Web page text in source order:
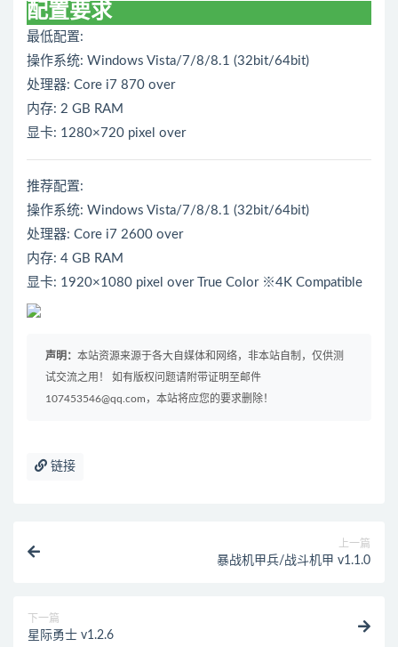
配置要求
最低配置:
操作系统: Windows Vista/7/8/8.1 (32bit/64bit)
处理器: Core i7 870 over
内存: 2 GB RAM
显卡: 1280×720 pixel over
推荐配置:
操作系统: Windows Vista/7/8/8.1 (32bit/64bit)
处理器: Core i7 2600 over
内存: 4 GB RAM
显卡: 1920×1080 pixel over True Color ※4K Compatible
声明： 本站资源来源于各大自媒体和网络，非本站自制，仅供测
试交流之用！ 如有版权问题请附带证明至邮件
107453546@qq.com，本站将应您的要求删除！
链接
上一篇
暴战机甲兵/战斗机甲 v1.1.0
下一篇
星际勇士 v1.2.6